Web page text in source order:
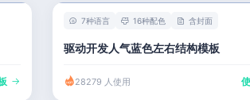
7种语言 16种配色 含封面
驱动开发人气蓝色左右结构模板
28279 人使用